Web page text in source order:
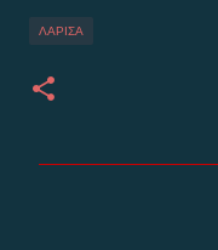
ΛΑΡΙΣΑ